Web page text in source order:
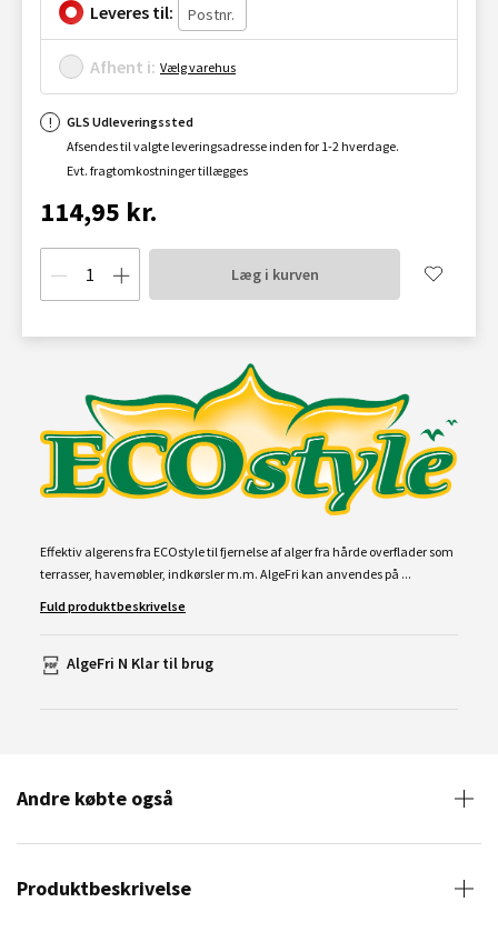
Leveres til:
Afhent i: Vælg varehus
GLS Udleveringssted
Afsendes til valgte leveringsadresse inden for 1-2 hverdage.
Evt. fragtomkostninger tillægges
114,95 kr.
Læg i kurven
Effektiv algerens fra ECOstyle til fjernelse af alger fra hårde overflader som
terrasser, havemøbler, indkørsler m.m. AlgeFri kan anvendes på ...
Fuld produktbeskrivelse
AlgeFri N Klar til brug
Andre købte også
Produktbeskrivelse